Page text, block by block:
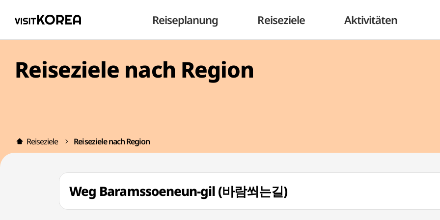
Reiseplanung Reiseziele Aktivitäten
Reiseziele nach Region
Reiseziele Reiseziele nach Region
Weg Baramssoeneun-gil (바람쐬는길)